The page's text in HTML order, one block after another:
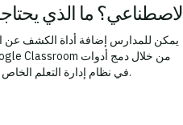
الاصطناعي؟ ما الذي
يمكن للمدارس إضافة أداة الكشف عن
خارجية مثل Pangram في نظام إدارة التعلم الخاص بها.